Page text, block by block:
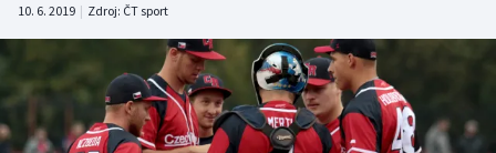
DALŠÍ SPORTY
Americký fotbal
NEPŘEHLÉDNĚTE
10. 6. 2019 | Zdroj: ČT sport